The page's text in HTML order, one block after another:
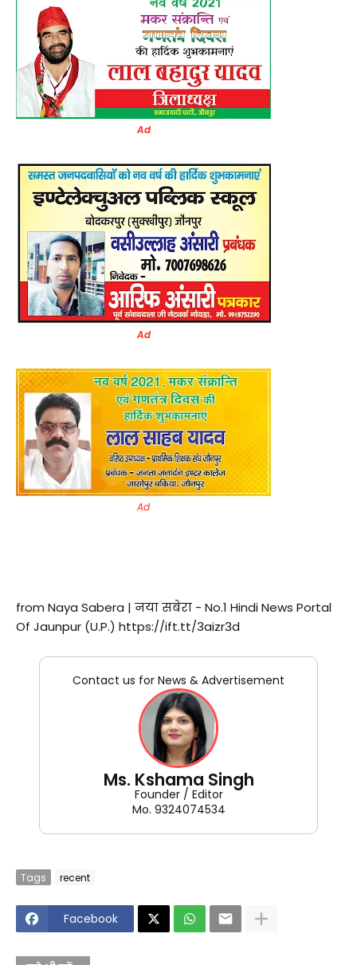
Ad
Ad
Ad
from Naya Sabera | नया सबेरा - No.1 Hindi News Portal
Of Jaunpur (U.P.) https://ift.tt/3aizr3d
Contact us for News & Advertisement
Ms. Kshama Singh
Founder / Editor
Mo. 9324074534
Tags recent
Facebook